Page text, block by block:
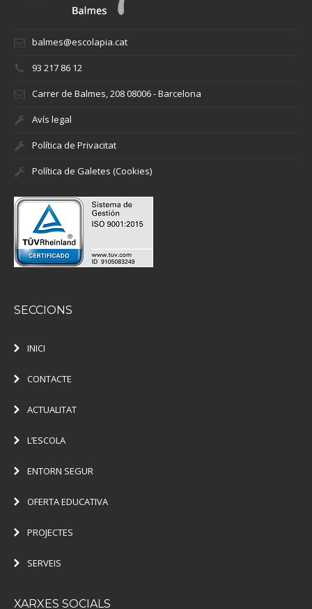
balmes@escolapia.cat
93 217 86 12
Carrer de Balmes, 208 08006 - Barcelona
Avís legal
Política de Privacitat
Política de Galetes (Cookies)
SECCIONS
INICI
CONTACTE
ACTUALITAT
L’ESCOLA
ENTORN SEGUR
OFERTA EDUCATIVA
PROJECTES
SERVEIS
XARXES SOCIALS